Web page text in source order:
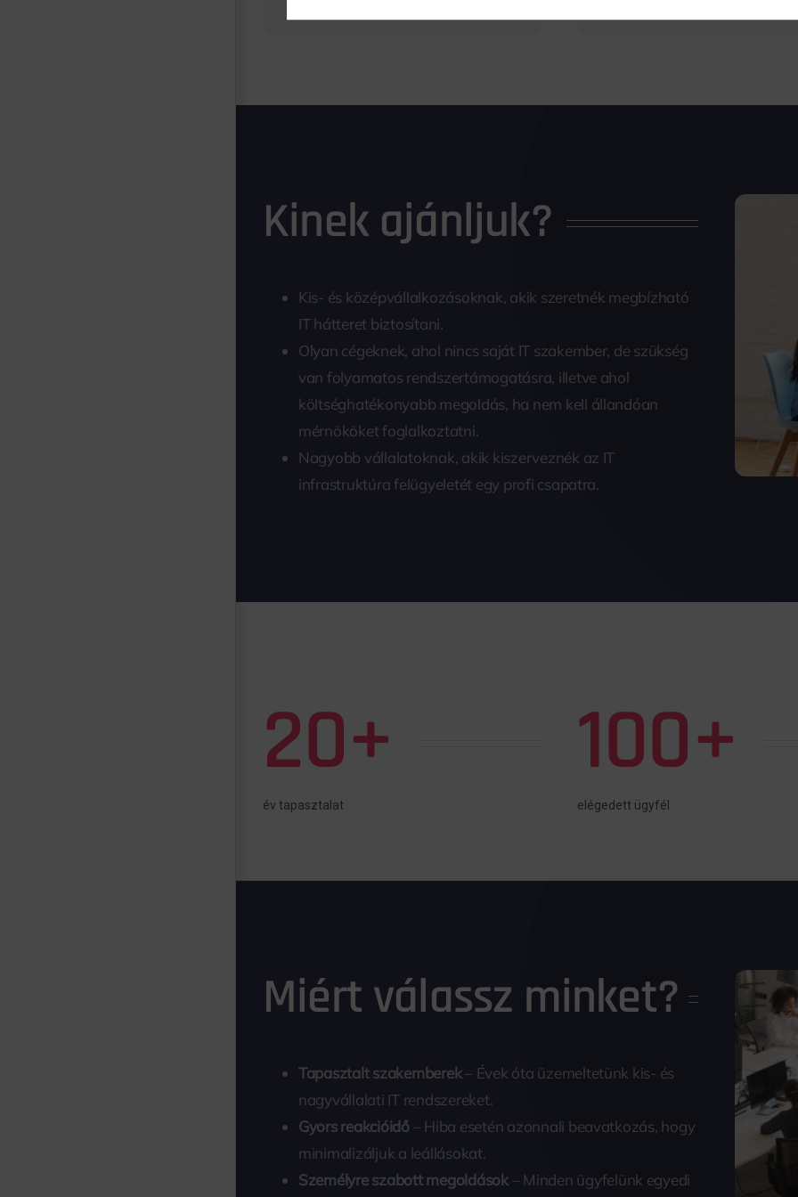
Kinek ajánljuk?
Kis- és középvállalkozásoknak, akik szeretnék megbízható
IT hátteret biztosítani.
Olyan cégeknek, ahol nincs saját IT szakember, de szükség
van folyamatos rendszertámogatásra, illetve ahol
költséghatékonyabb megoldás, ha nem kell állandóan
mérnököket foglalkoztatni.
Nagyobb vállalatoknak, akik kiszerveznék az IT
infrastruktúra felügyeletét egy profi csapatra.
20+
év tapasztalat
100+
elégedett ügyfél
Miért válassz minket?
Tapasztalt szakemberek– Évek óta üzemeltetünk kis- és
nagyvállalati IT rendszereket.
Gyors reakcióidő – Hiba esetén azonnali beavatkozás, hogy
minimalizáljuk a leállásokat.
Személyre szabott megoldások– Minden ügyfelünk egyedi